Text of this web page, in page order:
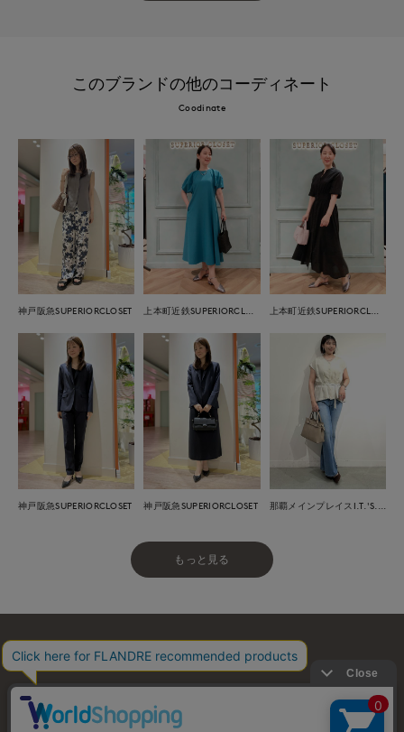
このブランドの他のコーディネート
Coodinate
神戸阪急SUPERIORCLOSET
神戸阪急SUPERIORCLOSET 神戸阪急SUPERIORCLOSET
もっと見る
お問い合わせ 利用規約 プライバシーポリシー
特定商取引・古物営業法に基づく表示